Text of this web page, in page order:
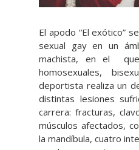
El apodo “El exótico”
sexual gay en un
machista, en el
homosexuales,
deportista realiza un
distintas lesiones
carrera: fracturas,
músculos afectados,
la mandíbula, cuatro